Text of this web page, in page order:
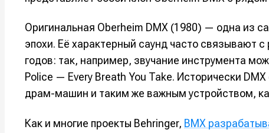
Оригинальная Oberheim DMX (1980) — одна из
эпохи. Её характерный саунд часто связывают
годов: так, например, звучание инструмента
Police — Every Breath You Take. Исторически
драм-машин и таким же важным устройством,
Как и многие проекты Behringer, BMX